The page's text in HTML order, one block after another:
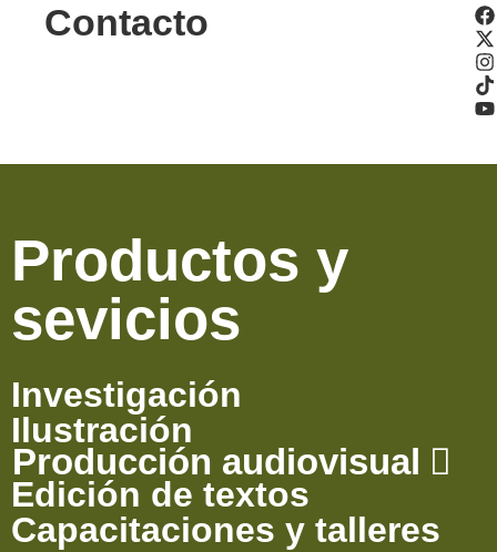
Contacto
Productos y
sevicios
Investigación
Ilustración
Producción audiovisual
Edición de textos
Capacitaciones y talleres